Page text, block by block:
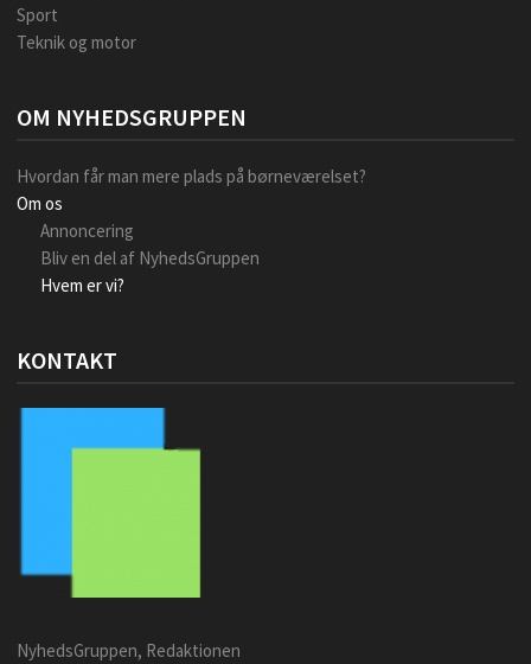
Sport
Teknik og motor
OM NYHEDSGRUPPEN
Hvordan får man mere plads på børneværelset?
Om os
Annoncering
Bliv en del af NyhedsGruppen
Hvem er vi?
KONTAKT
NyhedsGruppen, Redaktionen